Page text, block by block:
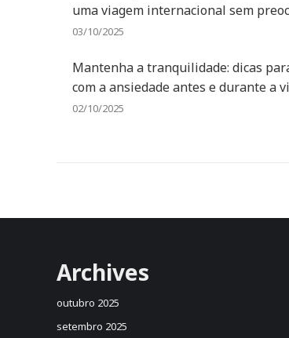
uma viagem internacional sem
03/10/2025
Mantenha a tranquilidade: dicas
com a ansiedade antes e durante a
02/10/2025
Archives
outubro 2025
setembro 2025